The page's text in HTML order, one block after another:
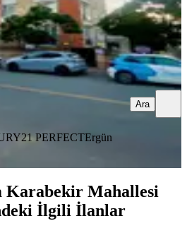
Özdemir
PERFECTErgün
Ara
Karabekir Mahallesi
İlgili İlanlar